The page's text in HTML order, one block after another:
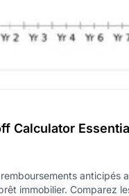
Calculator
anticipés
immobilier. Comparez